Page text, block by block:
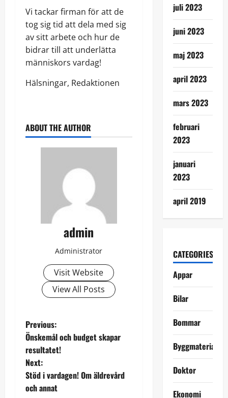
Vi tackar firman för att de
tog sig tid att dela med sig
av sitt arbete och hur de
bidrar till att underlätta
människors vardag!
Hälsningar, Redaktionen
ABOUT THE AUTHOR
admin
Administrator
Visit Website
View All Posts
P
o
s
t
Previous:
Önskemål och budget skapar
resultatet!
Next:
Stöd i vardagen! Om äldrevård
och annat
juli 2023
juni 2023
maj 2023
april 2023
mars 2023
februari
2023
januari
2023
april 2019
CATEGORIES
Appar
Bilar
Bommar
Byggmaterial
Doktor
Ekonomi